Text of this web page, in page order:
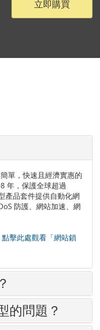
立即購買
單，快速且經濟實惠的
年，保護全球超過
產品套件提供自動化網
防護、網站加速、網
點擊此處觀看「網站鎖
的問題？